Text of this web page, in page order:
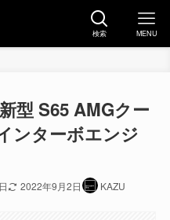
検索 MENU
型 S65 AMGクー
ンターボエンジ
2022年9月2日 KAZU